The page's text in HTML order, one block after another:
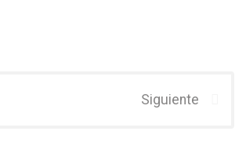
Siguiente